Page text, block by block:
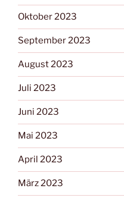
Oktober 2023
September 2023
August 2023
Juli 2023
Juni 2023
Mai 2023
April 2023
März 2023